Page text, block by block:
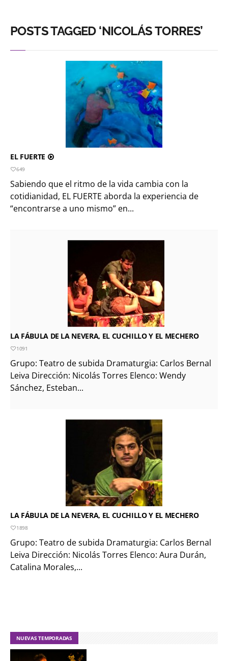
POSTS TAGGED ‘NICOLÁS TORRES’
EL FUERTE
649
Sabiendo que el ritmo de la vida cambia con la
cotidianidad, EL FUERTE aborda la experiencia de
“encontrarse a uno mismo” en...
LA FÁBULA DE LA NEVERA, EL CUCHILLO Y EL MECHERO
1091
Grupo: Teatro de subida Dramaturgia: Carlos Bernal
Leiva Dirección: Nicolás Torres Elenco: Wendy
Sánchez, Esteban...
LA FÁBULA DE LA NEVERA, EL CUCHILLO Y EL MECHERO
1898
Grupo: Teatro de subida Dramaturgia: Carlos Bernal
Leiva Dirección: Nicolás Torres Elenco: Aura Durán,
Catalina Morales,...
NUEVAS TEMPORADAS